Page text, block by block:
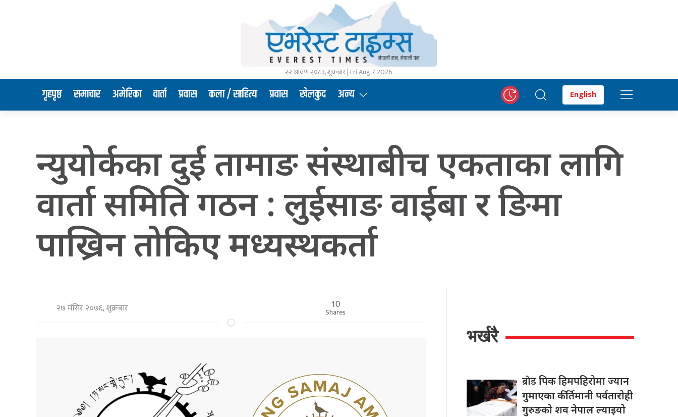
२२ श्रावण २०८३, शुक्रबार | Fri Aug 7 2026
गृहपृष्ठ समाचार अमेरिका वार्ता प्रवास कला / साहित्य प्रवास खेलकुद अन्य English
न्युयोर्कका दुई तामाङ संस्थाबीच एकताका लागि
वार्ता समिति गठन : लुईसाङ वाईबा र ङिमा
पाख्रिन तोकिए मध्यस्थकर्ता
२७ मंसिर २०७६, शुक्रबार 10
Shares
भर्खरै
ब्रोडपिक हिमपहिरोमा ज्यान
गुमाएका कीर्तिमानी पर्वतारोही
गुरुङको शव नेपाल ल्याइयो